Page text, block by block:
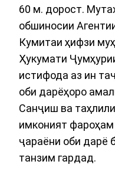
60 м. дорост.
обшиносии
Кумитаи ҳифзи
Ҳукумати
истифода аз ин
оби дарёҳоро
Санҷиш ва
имконият
ҷараёни оби дарё
танзим гардад.